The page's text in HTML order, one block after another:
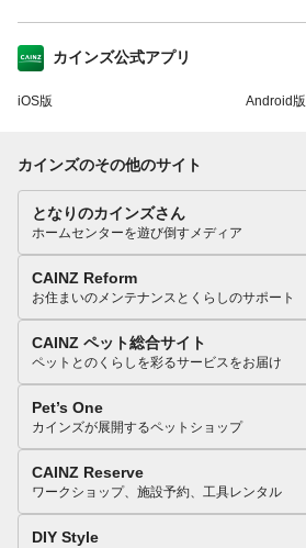
カインズ公式アプリ
iOS版 Android版
カインズのその他のサイト
となりのカインズさん
ホームセンターを遊び倒すメディア
CAINZ Reform
お住まいのメンテナンスとくらしのサポート
CAINZ ペット総合サイト
ペットとのくらしを彩るサービスをお届け
Pet’s One
カインズが展開するペットショップ
CAINZ Reserve
ワークショップ、施設予約、工具レンタル
DIY Style